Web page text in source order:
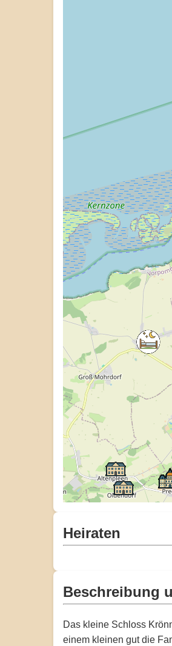
Heiraten
Beschreibung
Das kleine Schloss
einem kleinen gut die